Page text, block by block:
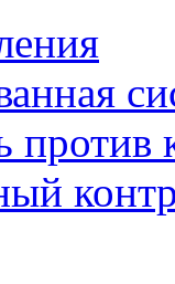
против